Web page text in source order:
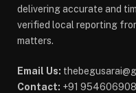
delivering accurate and
verified local reporting
matters.
Email Us:
Contact: +91